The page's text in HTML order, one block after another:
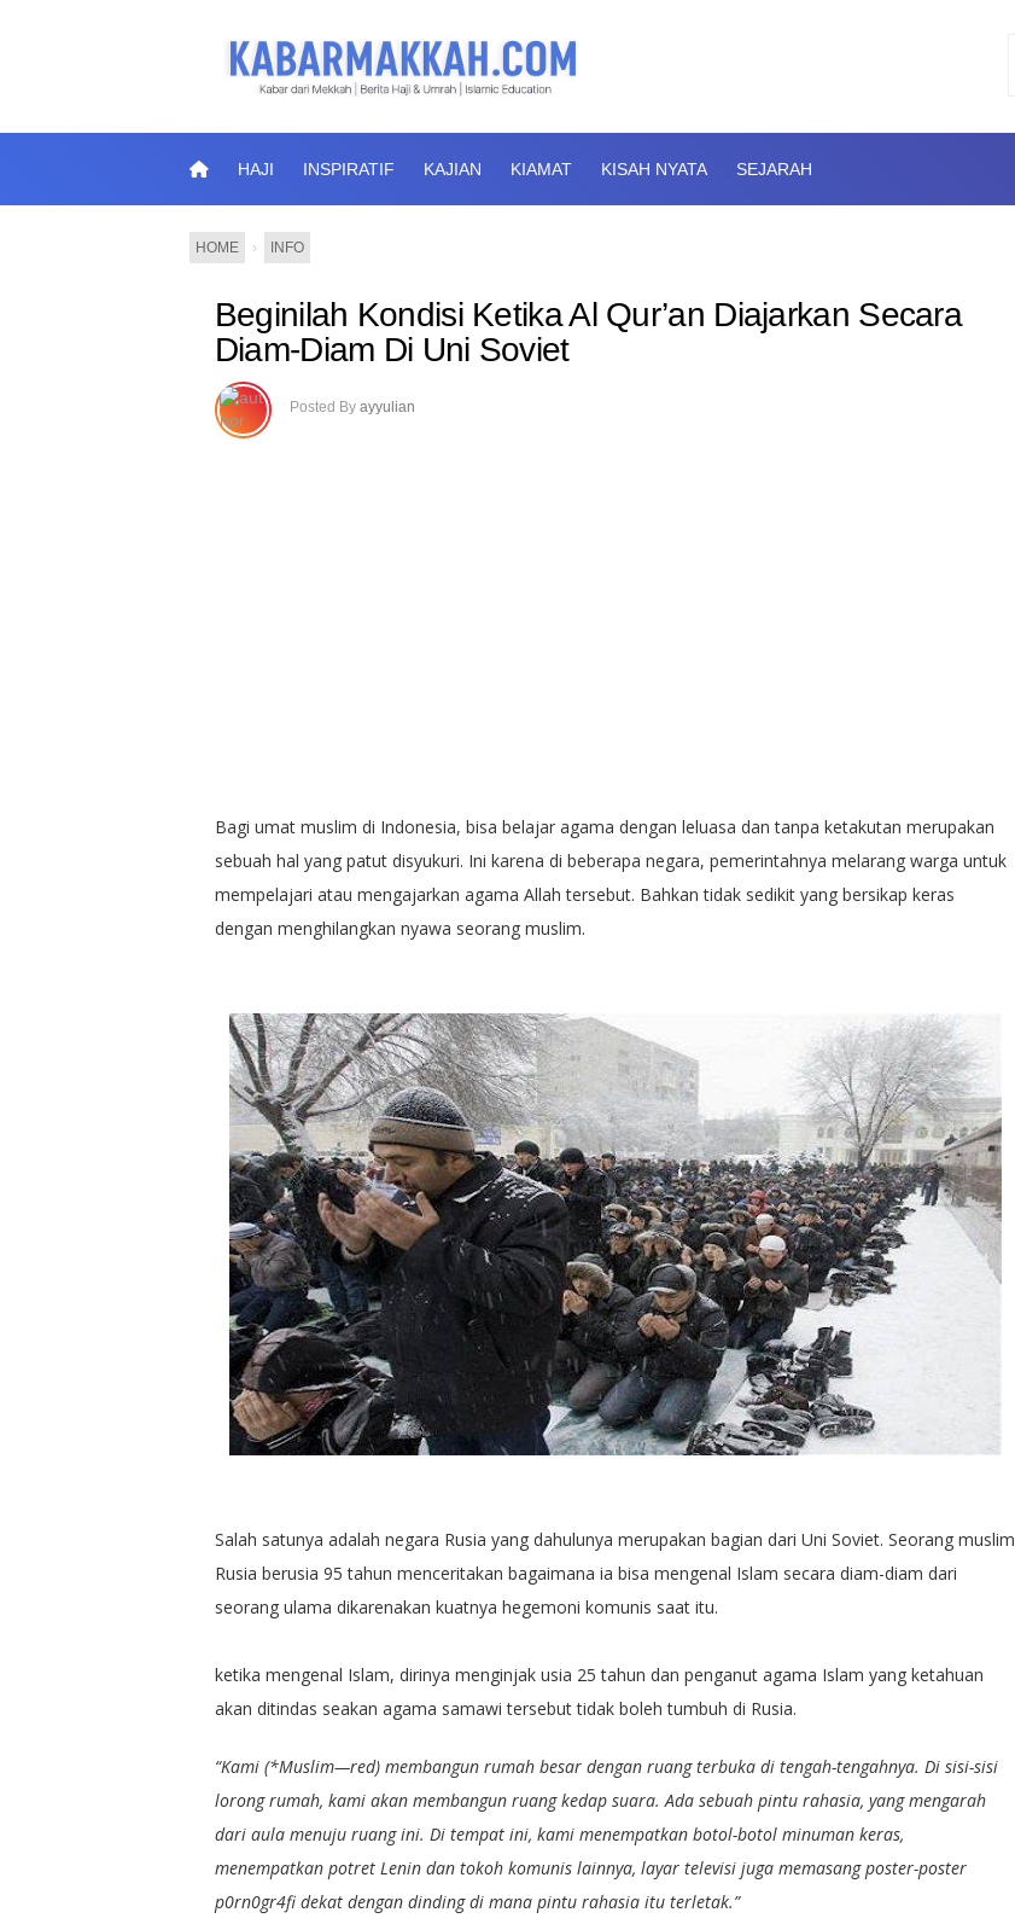
HAJI INSPIRATIF KAJIAN KIAMAT KISAH NYATA SEJARAH
HOME › INFO
Beginilah Kondisi Ketika Al Qur’an Diajarkan Secara
Diam-Diam Di Uni Soviet
Posted By ayyulian
Bagi umat muslim di Indonesia, bisa belajar agama dengan leluasa dan tanpa ketakutan merupakan
sebuah hal yang patut disyukuri. Ini karena di beberapa negara, pemerintahnya melarang warga untuk
mempelajari atau mengajarkan agama Allah tersebut. Bahkan tidak sedikit yang bersikap keras
dengan menghilangkan nyawa seorang muslim.
Salah satunya adalah negara Rusia yang dahulunya merupakan bagian dari Uni Soviet. Seorang muslim
Rusia berusia 95 tahun menceritakan bagaimana ia bisa mengenal Islam secara diam-diam dari
seorang ulama dikarenakan kuatnya hegemoni komunis saat itu.
ketika mengenal Islam, dirinya menginjak usia 25 tahun dan penganut agama Islam yang ketahuan
akan ditindas seakan agama samawi tersebut tidak boleh tumbuh di Rusia.
“Kami (*Muslim—red) membangun rumah besar dengan ruang terbuka di tengah-tengahnya. Di sisi-sisi
lorong rumah, kami akan membangun ruang kedap suara. Ada sebuah pintu rahasia, yang mengarah
dari aula menuju ruang ini. Di tempat ini, kami menempatkan botol-botol minuman keras,
menempatkan potret Lenin dan tokoh komunis lainnya, layar televisi juga memasang poster-poster
p0rn0gr4fi dekat dengan dinding di mana pintu rahasia itu terletak.”